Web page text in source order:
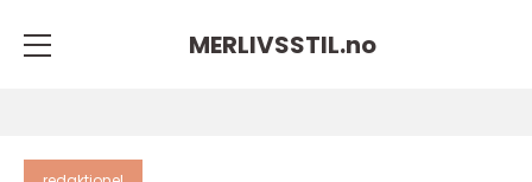
MERLIVSSTIL.no